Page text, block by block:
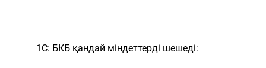
1С: БКБ қандай міндеттерді шешеді: